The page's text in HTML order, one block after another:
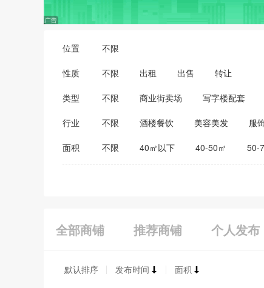
位置 不限
性质 不限 出租 出售 转让
类型 不限 商业街卖场 写字楼配套
行业 不限 酒楼餐饮 美容美发 服
医药保健
家居建材
面积 不限 40㎡以下 40-50㎡ 50-
全部商铺 推荐商铺 个人发布
默认排序 发布时间 面积